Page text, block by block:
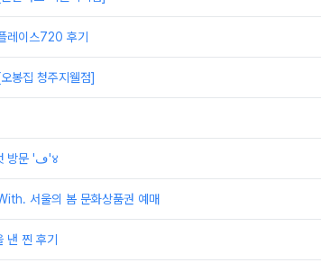
레이스720 후기
봉집 청주지웰점]
청주 시내에 위치한 우암산호랭이 첫 방문 'ڡ'४
서울의 봄 문화상품권 예매
낸 찐 후기